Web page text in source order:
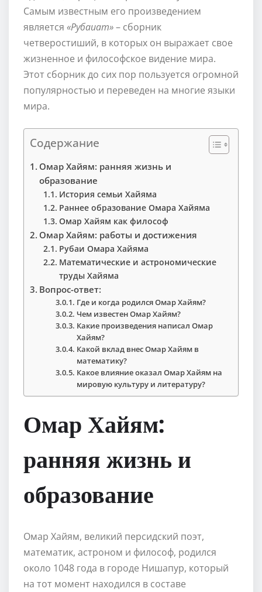
Самым известным его произведением
является «Рубаиат»– сборник
четверостиший, в которых он выражает свое
жизненное и философское видение мира.
Этот сборник до сих пор пользуется огромной
популярностью и переведен на многие языки
мира.
Содержание
Омар Хайям: ранняя жизнь и
образование
История семьи Хайяма
Раннее образование Омара Хайяма
Омар Хайям как философ
Омар Хайям: работы и достижения
Рубаи Омара Хайяма
Математические и астрономические
труды Хайяма
Вопрос-ответ:
Где и когда родился Омар Хайям?
Чем известен Омар Хайям?
Какие произведения написал Омар
Хайям?
Какой вклад внес Омар Хайям в
математику?
Какое влияние оказал Омар Хайям на
мировую культуру и литературу?
Омар Хайям:
ранняя жизнь и
образование
Омар Хайям, великий персидский поэт,
математик, астроном и философ, родился
около 1048 года в городе Нишапур, который
на тот момент находился в составе